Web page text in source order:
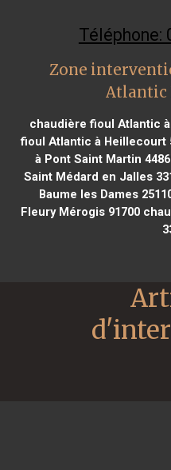
Téléphone:
Zone
Atlantic
chaudière fioul Atlantic
fioul Atlantic à Heillecourt
à Pont Saint Martin
Saint Médard en Jalles
Baume les Dames
Fleury Mérogis 91700